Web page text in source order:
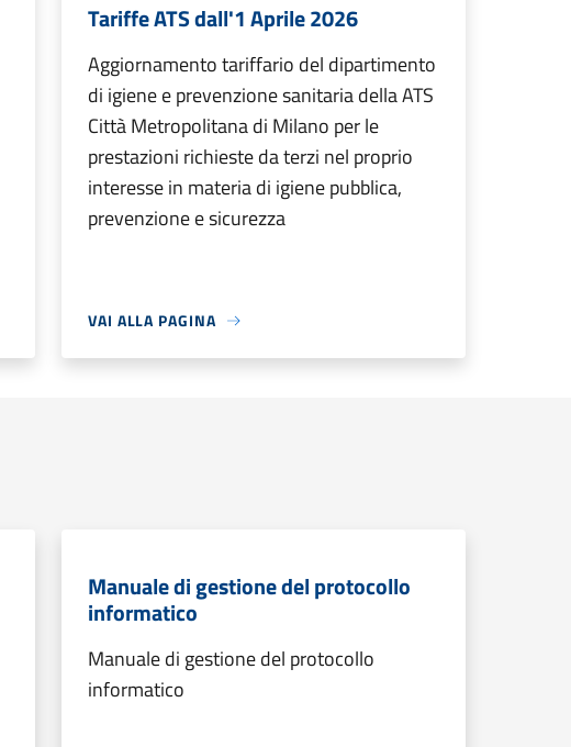
Tariffe ATS dall'1 Aprile 2026
Aggiornamento tariffario del dipartimento
di igiene e prevenzione sanitaria della ATS
Città Metropolitana di Milano per le
prestazioni richieste da terzi nel proprio
interesse in materia di igiene pubblica,
prevenzione e sicurezza
VAI ALLA PAGINA
Manuale di gestione del protocollo
informatico
Manuale di gestione del protocollo
informatico